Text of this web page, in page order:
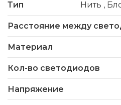
Тип Нить ,
Расстояние между
Материал
Кол-во светодиодов
Напряжение